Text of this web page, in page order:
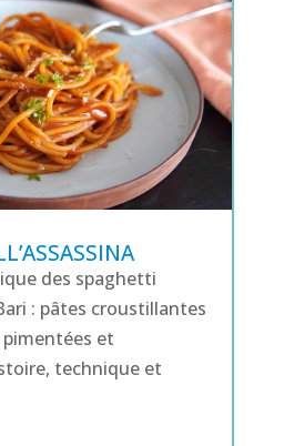
des spaghetti
: pâtes croustillantes
et
technique et